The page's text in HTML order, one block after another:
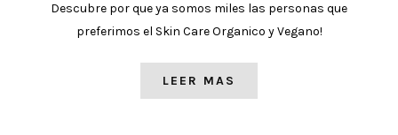
Descubre por que ya somos miles las personas que
preferimos el Skin Care Organico y Vegano!
LEER MAS